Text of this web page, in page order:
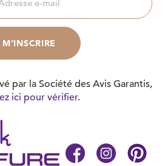
par la Société des Avis Garantis,
ici pour vérifier.